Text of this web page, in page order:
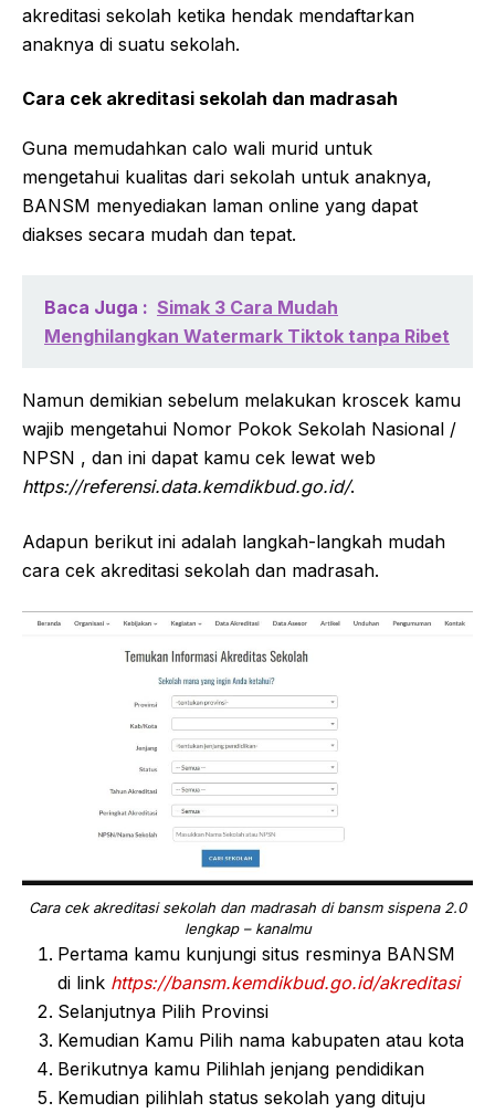
akreditasi sekolah ketika hendak mendaftarkan
anaknya di suatu sekolah.
Cara cek akreditasi sekolah dan madrasah
Guna memudahkan calo wali murid untuk
mengetahui kualitas dari sekolah untuk anaknya,
BANSM menyediakan laman online yang dapat
diakses secara mudah dan tepat.
Baca Juga : Simak 3 Cara Mudah
Menghilangkan Watermark Tiktok tanpa Ribet
Namun demikian sebelum melakukan kroscek kamu
wajib mengetahui Nomor Pokok Sekolah Nasional /
NPSN , dan ini dapat kamu cek lewat web
https://referensi.data.kemdikbud.go.id/.
Adapun berikut ini adalah langkah-langkah mudah
cara cek akreditasi sekolah dan madrasah.
Cara cek akreditasi sekolah dan madrasah di bansm sispena 2.0
lengkap – kanalmu
Pertama kamu kunjungi situs resminya BANSM
di link https://bansm.kemdikbud.go.id/akreditasi
Selanjutnya Pilih Provinsi
Kemudian Kamu Pilih nama kabupaten atau kota
Berikutnya kamu Pilihlah jenjang pendidikan
Kemudian pilihlah status sekolah yang dituju